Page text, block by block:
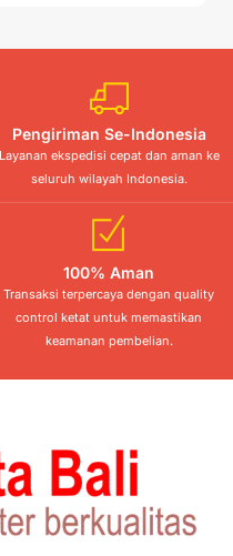
Pengiriman Se-Indonesia
Layanan ekspedisi cepat dan aman ke
seluruh wilayah Indonesia.
100% Aman
Transaksi terpercaya dengan quality
control ketat untuk memastikan
keamanan pembelian.